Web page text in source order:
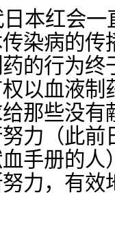
日本红会
染病的
的行为
以血液
那些没
力（此
手册的
力，有